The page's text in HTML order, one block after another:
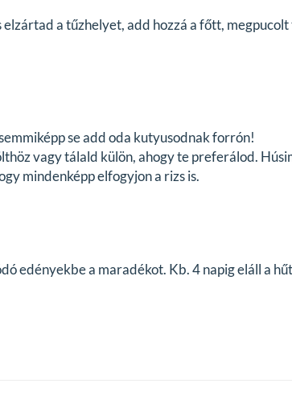
a tűzhelyet, add hozzá a főtt, megpucolt
se add oda kutyusodnak forrón!
vagy tálald külön, ahogy te preferálod.
mindenképp elfogyjon a rizs is.
edényekbe a maradékot. Kb. 4 napig eláll a